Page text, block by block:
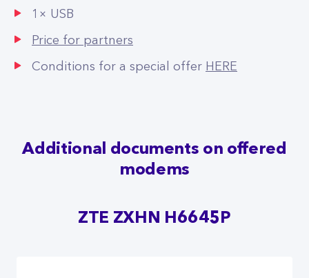
1× USB
Price for partners
Conditions for a special offer HERE
Additional documents on offered
modems
ZTE ZXHN H6645P